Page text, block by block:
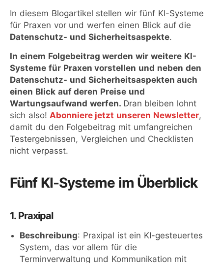
In diesem Blogartikel stellen wir fünf KI-Systeme
für Praxen vor und werfen einen Blick auf die
Datenschutz- und Sicherheitsaspekte.
In einem Folgebeitrag werden wir weitere KI-
Systeme für Praxen vorstellen und neben den
Datenschutz- und Sicherheitsaspekten auch
einen Blick auf deren Preise und
Wartungsaufwand werfen. Dran bleiben lohnt
sich also! Abonniere jetzt unseren Newsletter,
damit du den Folgebeitrag mit umfangreichen
Testergebnissen, Vergleichen und Checklisten
nicht verpasst.
Fünf KI-Systeme im Überblick
1. Praxipal
Beschreibung: Praxipal ist ein KI-gesteuertes
System, das vor allem für die
Terminverwaltung und Kommunikation mit